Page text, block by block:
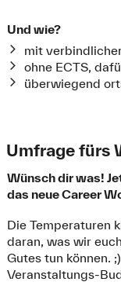
Und wie?
mit
ohne ECTS,
überwiegend
Umfrage fürs
Wünsch dir was!
das neue Career
Die Temperaturen
daran, was wir
Gutes tun können.
Veranstaltungs-